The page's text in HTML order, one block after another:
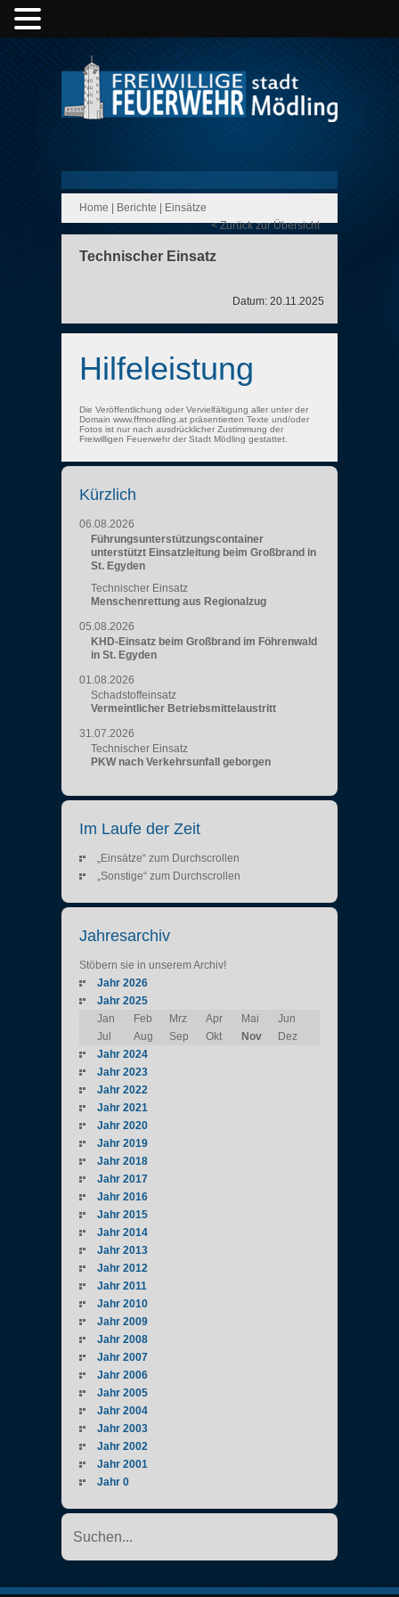
Home Berichte
Einsätze
< Zurück zur Übersicht
Technischer Einsatz
Datum: 20.11.2025
Hilfeleistung
Die Veröffentlichung oder Vervielfältigung aller unter der
Domain www.ffmoedling.at präsentierten Texte und/oder
Fotos ist nur nach ausdrücklicher Zustimmung der
Freiwilligen Feuerwehr der Stadt Mödling gestattet.
Kürzlich
06.08.2026
Führungsunterstützungscontainer
unterstützt Einsatzleitung beim Großbrand in
St. Egyden
Technischer Einsatz
Menschenrettung aus Regionalzug
05.08.2026
KHD-Einsatz beim Großbrand im Föhrenwald
in St. Egyden
01.08.2026
Schadstoffeinsatz
Vermeintlicher Betriebsmittelaustritt
31.07.2026
Technischer Einsatz
PKW nach Verkehrsunfall geborgen
Im Laufe der Zeit
„Einsätze“ zum Durchscrollen
„Sonstige“ zum Durchscrollen
Jahresarchiv
Stöbern sie in unserem Archiv!
Jahr 2026
Jahr 2025
Jan
Feb Mrz Apr Mai
Jun
Jul
Aug Sep Okt Nov
Dez
Jahr 2024
Jahr 2023
Jahr 2022
Jahr 2021
Jahr 2020
Jahr 2019
Jahr 2018
Jahr 2017
Jahr 2016
Jahr 2015
Jahr 2014
Jahr 2013
Jahr 2012
Jahr 2011
Jahr 2010
Jahr 2009
Jahr 2008
Jahr 2007
Jahr 2006
Jahr 2005
Jahr 2004
Jahr 2003
Jahr 2002
Jahr 2001
Jahr 0